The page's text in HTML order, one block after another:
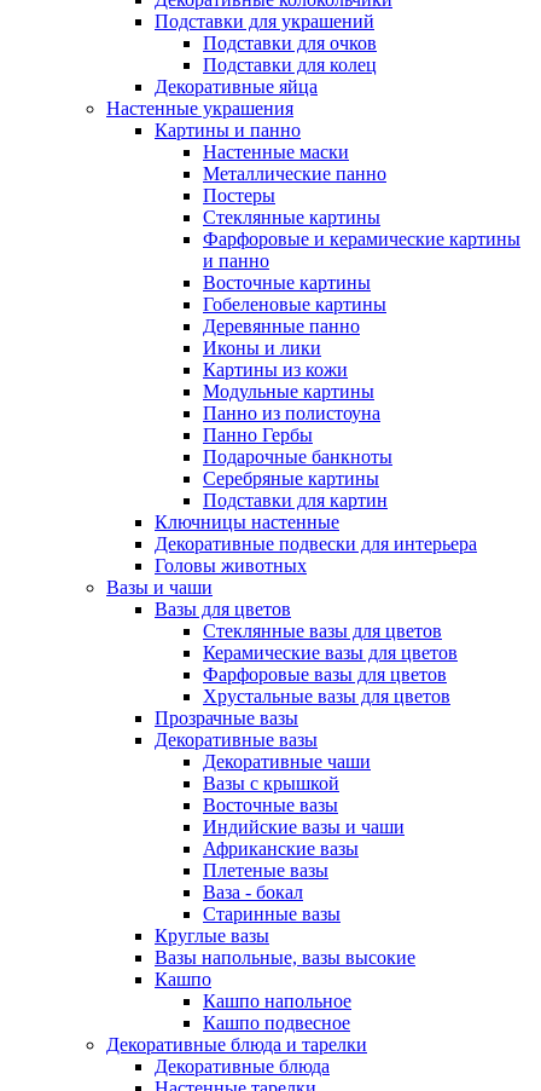
Подставки для украшений
Подставки для очков
Подставки для колец
Декоративные яйца
Настенные украшения
Картины и панно
Настенные маски
Металлические панно
Постеры
Стеклянные картины
Фарфоровые и керамические картины
и панно
Восточные картины
Гобеленовые картины
Деревянные панно
Иконы и лики
Картины из кожи
Модульные картины
Панно из полистоуна
Панно Гербы
Подарочные банкноты
Серебряные картины
Подставки для картин
Ключницы настенные
Декоративные подвески для интерьера
Головы животных
Вазы и чаши
Вазы для цветов
Стеклянные вазы для цветов
Керамические вазы для цветов
Фарфоровые вазы для цветов
Хрустальные вазы для цветов
Прозрачные вазы
Декоративные вазы
Декоративные чаши
Вазы с крышкой
Восточные вазы
Индийские вазы и чаши
Африканские вазы
Плетеные вазы
Ваза - бокал
Старинные вазы
Круглые вазы
Вазы напольные, вазы высокие
Кашпо
Кашпо напольное
Кашпо подвесное
Декоративные блюда и тарелки
Декоративные блюда